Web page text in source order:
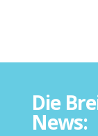
Die
News: